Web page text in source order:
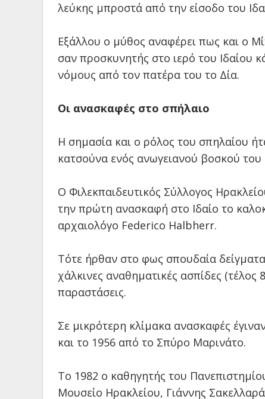
λεύκης μπροστά από την είσοδο του
Εξάλλου ο μύθος αναφέρει πως και ο
σαν προσκυνητής στο ιερό του Ιδαίου
νόμους από τον πατέρα του το Δία.
Οι ανασκαφές στο σπήλαιο
Η σημασία και ο ρόλος του σπηλαίου
κατσούνα ενός ανωγειανού βοσκού
Ο Φιλεκπαιδευτικός Σύλλογος
την πρώτη ανασκαφή στο Ιδαίο το
αρχαιολόγο Federico Halbherr.
Τότε ήρθαν στο φως σπουδαία
χάλκινες αναθηματικές ασπίδες
παραστάσεις.
Σε μικρότερη κλίμακα ανασκαφές
και το 1956 από το Σπύρο Μαρινάτο.
Το 1982 ο καθηγητής του
Μουσείο Ηρακλείου, Γιάννης